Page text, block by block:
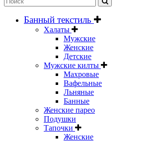
Банный текстиль
Халаты
Мужские
Женские
Детские
Мужские килты
Махровые
Вафельные
Льняные
Банные
Женские парео
Подушки
Тапочки
Женские